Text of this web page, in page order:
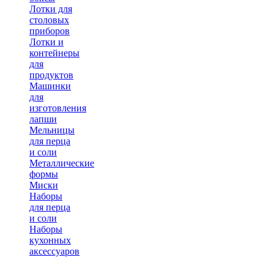
Лотки для
столовых
приборов
Лотки и
контейнеры
для
продуктов
Машинки
для
изготовления
лапши
Мельницы
для перца
и соли
Металлические
формы
Миски
Наборы
для перца
и соли
Наборы
кухонных
аксессуаров